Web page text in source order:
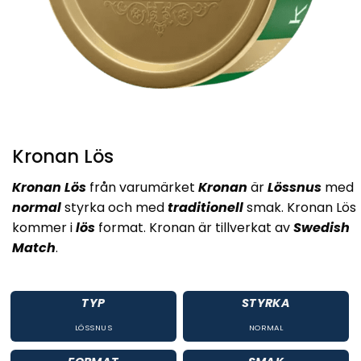
Kronan Lös
Kronan Lös från varumärket Kronan ärLössnus med
normalstyrka och medtraditionellsmak. Kronan Lös
kommer ilös format. Kronan är tillverkat avSwedish
Match.
TYP
LÖSSNUS
STYRKA
NORMAL